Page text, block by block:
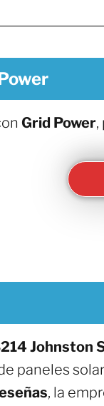
Grid Power,
Johnston
paneles
, la